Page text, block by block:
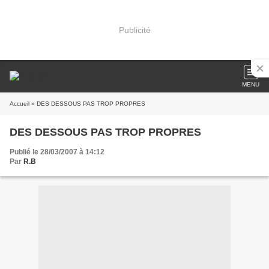
Publicité
MENU
Accueil » DES DESSOUS PAS TROP PROPRES
DES DESSOUS PAS TROP PROPRES
Publié le 28/03/2007 à 14:12
Par R.B